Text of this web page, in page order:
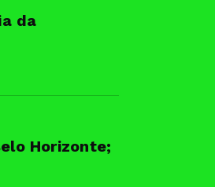
da
Horizonte;